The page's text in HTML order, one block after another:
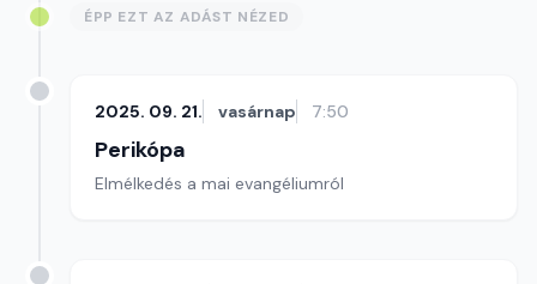
ÉPP EZT AZ ADÁST NÉZED
2025. 09. 21. vasárnap 7:50
Perikópa
Elmélkedés a mai evangéliumról